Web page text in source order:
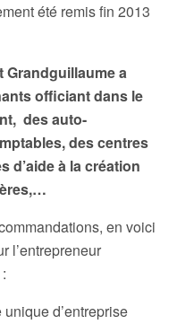
été remis fin 2013
Grandguillaume a
officiant dans le
des auto-
des centres
d’aide à la création
en voici
l’entrepreneur
d’entreprise